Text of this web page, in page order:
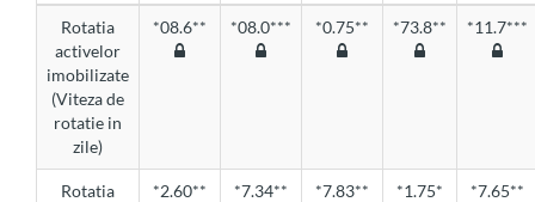
Rotatia
activelor
imobilizate
(Viteza de
rotatie in
zile)
*08.6** *08.0*** *0.75** *73.8** *11.7***
Rotatia
*2.60** *7.34** *7.83** *1.75* *7.65**